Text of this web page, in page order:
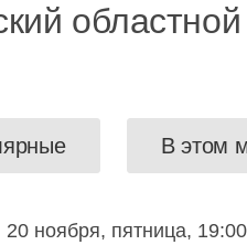
В этом
20 ноября, пятница, 19:00